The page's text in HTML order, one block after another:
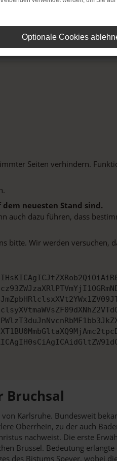
Seiten verhindern.
neuesten Stand sind.
auch dazu führen, dass
bitte. Wir werden versuchen,
Bruchsal
Karlsruhe. Bundesweit
Oberrhein, zu der auch
nachweist. Die erste
Brüssel. Bedeutung
des Bistums Speyer, wobei
Optionale Cookies